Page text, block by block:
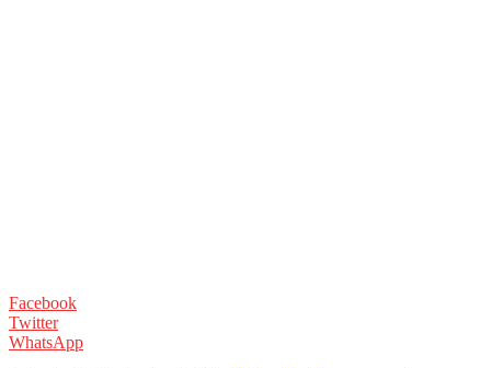
Facebook
Twitter
WhatsApp